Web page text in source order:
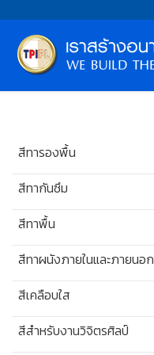
สีทารองพื้น
สีทากันซึม
สีทาพื้น
สีทาผนังภายในและภายนอก
สีเคลือบใส
สีสำหรับงานวิจิตรศิลป์